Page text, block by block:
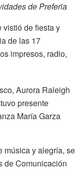
de Preferia
vistió de fiesta y
de las 17
impresos, radio,
Aurora Raleigh
presente
María Garza
música y alegría, se
de Comunicación